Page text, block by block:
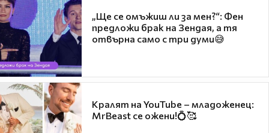
„Ще се омъжиш ли за мен?“: Фен
предложи брак на Зендая, а тя
отвърна само с три думи😅
Кралят на YouTube – младоженец:
MrBeast се ожени!💍🥰